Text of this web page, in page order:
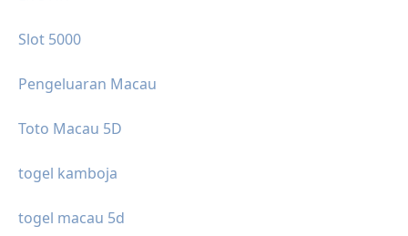
Slot 5000
Pengeluaran Macau
Toto Macau 5D
togel kamboja
togel macau 5d